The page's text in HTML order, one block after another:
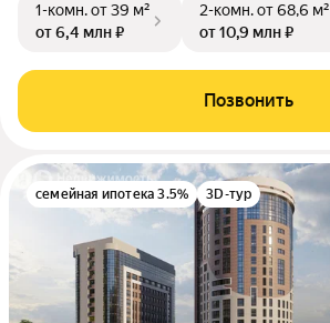
1-комн.от 39 м²
от 6,4 млн ₽
2-комн.от 68,6 м²
от 10,9 млн ₽
Позвонить
семейная ипотека 3.5% 3D-тур